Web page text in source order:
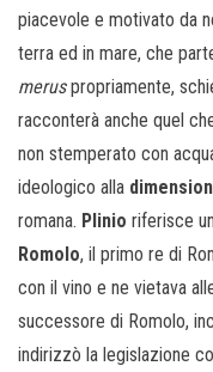
piacevole e motivato da
terra ed in mare, che
meruspropriamente,
racconterà anche quel
non stemperato con
ideologico alla
romana. Plinio riferisce
Romolo, il primo re di
con il vino e ne vietava
successore di Romolo,
indirizzò la legislazione